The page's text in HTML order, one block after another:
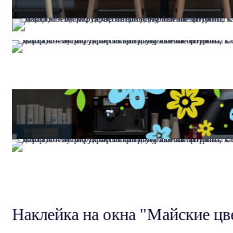
Наклейка на окна "Майские